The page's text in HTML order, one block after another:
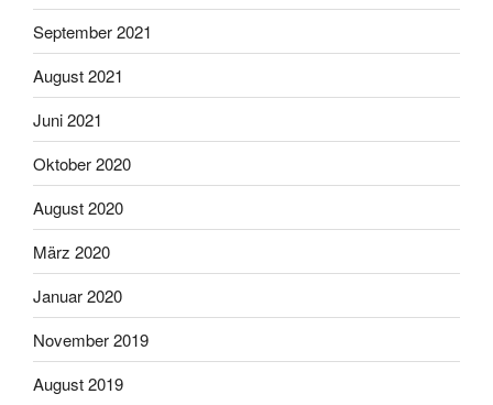
September 2021
August 2021
Juni 2021
Oktober 2020
August 2020
März 2020
Januar 2020
November 2019
August 2019